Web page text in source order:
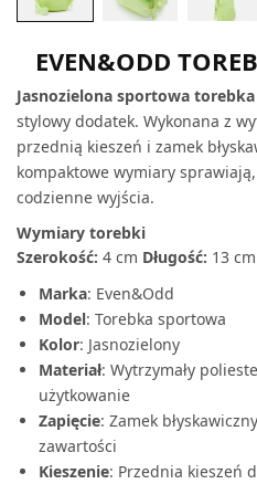
EVEN&ODD
Jasnozielona sportowa
stylowy dodatek. Wykonana z
przednią kieszeń i zamek
kompaktowe wymiary
codzienne wyjścia.
Wymiary torebki
Szerokość: 4 cm Długość: 13
Marka: Even&Odd
Model: Torebka sportowa
Kolor: Jasnozielony
Materiał: Wytrzymały
użytkowanie
Zapięcie: Zamek
zawartości
Kieszenie: Przednia kieszeń